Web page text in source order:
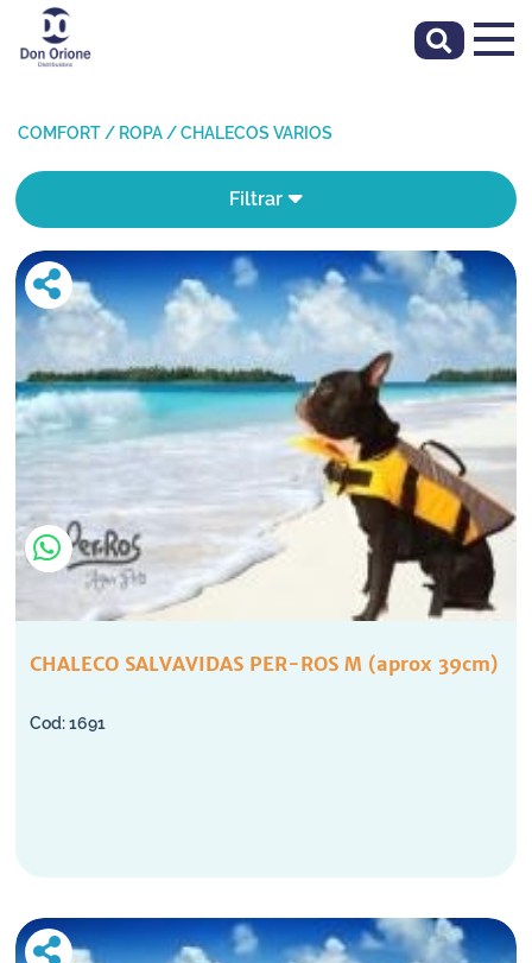
COMFORT / ROPA /CHALECOS VARIOS
Filtrar
CHALECO SALVAVIDAS PER-ROS M (aprox 39cm)
1691